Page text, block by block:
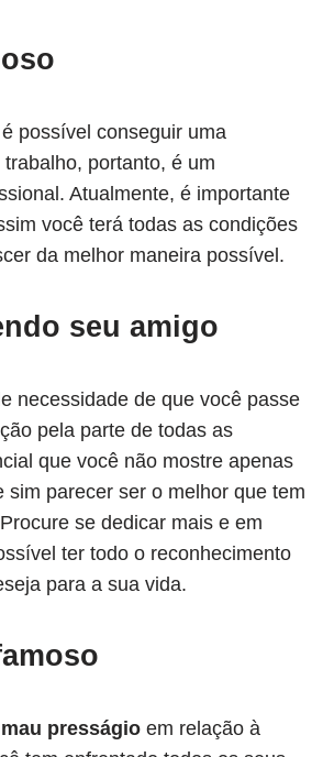
possível conseguir uma
portanto, é um
Atualmente, é importante
você terá todas as condições
da melhor maneira possível.
seu amigo
necessidade de que você passe
pela parte de todas as
que você não mostre apenas
sim parecer ser o melhor que tem
se dedicar mais e em
ter todo o reconhecimento
para a sua vida.
mau presságio em relação à